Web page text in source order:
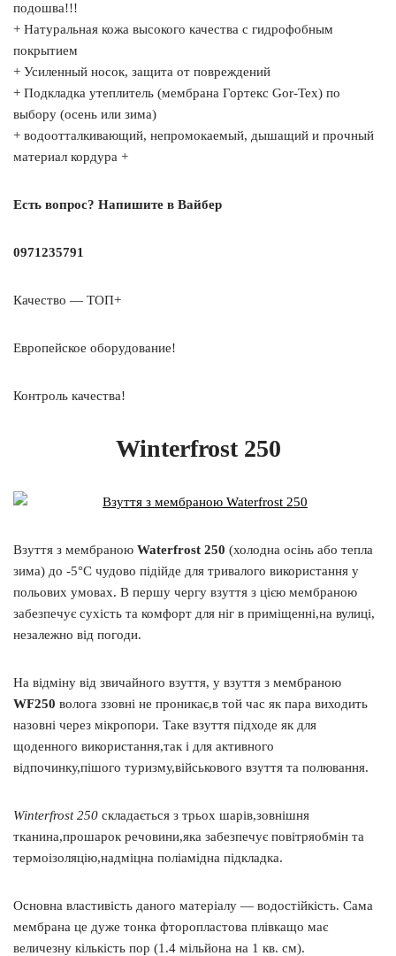
подошва!!!
+ Натуральная кожа высокого качества с гидрофобным
покрытием
+ Усиленный носок, защита от повреждений
+ Подкладка утеплитель (мембрана Гортекс Gor-Tex) по
выбору (осень или зима)
+ водоотталкивающий, непромокаемый, дышащий и прочный
материал кордура +
Есть вопрос? Напишите в Вайбер
0971235791
Качество — ТОП+
Европейское оборудование!
Контроль качества!
Winterfrost 250
Взуття з мембраною Waterfrost 250 (холодна осінь або тепла
зима) до -5°C чудово підійде для тривалого використання у
польових умовах. В першу чергу взуття з цією мембраною
забезпечує сухість та комфорт для ніг в приміщенні,на вулиці,
незалежно від погоди.
На відміну від звичайного взуття, у взуття з мембраною
WF250 волога ззовні не проникає,в той час як пара виходить
назовні через мікропори. Таке взуття підходе як для
щоденного використання,так і для активного
відпочинку,пішого туризму,військового взуття та полювання.
Winterfrost 250 складається з трьох шарів,зовнішня
тканина,прошарок речовини,яка забезпечує повітряобмін та
термоізоляцію,надміцна поліамідна підкладка.
Основна властивість даного матеріалу — водостійкість. Сама
мембрана це дуже тонка фторопластова плівкащо має
величезну кількість пор (1.4 мільйона на 1 кв. см).